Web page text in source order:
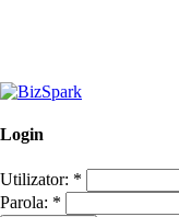
Login
Utilizator: *
Parola: *